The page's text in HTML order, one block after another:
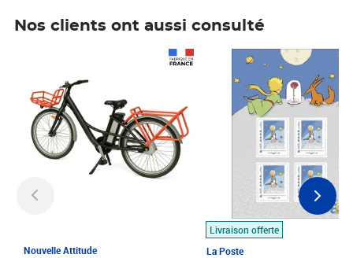
Nos clients ont aussi consulté
Nouvelle Attitude
Livraison offerte
La Poste
Prix 7,50€